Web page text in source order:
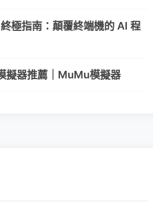
極指南：顛覆終端機的 AI 程
擬器推薦｜MuMu模擬器